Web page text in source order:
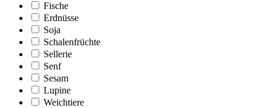
Fische
Erdnüsse
Soja
Schalenfrüchte
Sellerie
Senf
Sesam
Lupine
Weichtiere